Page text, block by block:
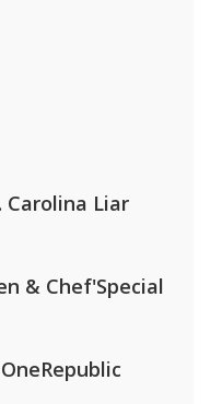
Liar
& Chef'Special